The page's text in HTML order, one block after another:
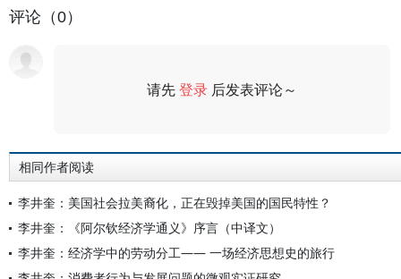
评论（0）
请先登录 后发表评论～
相同作者阅读
李井奎：美国社会拉美裔化，正在毁掉美国的国民特性？
李井奎：《阿尔钦经济学通义》序言（中译文）
李井奎：经济学中的劳动分工—— 一场经济思想史的旅行